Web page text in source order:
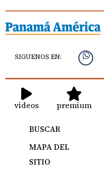
SIGUENOS EN:
videos premium
BUSCAR
MAPA DEL
SITIO